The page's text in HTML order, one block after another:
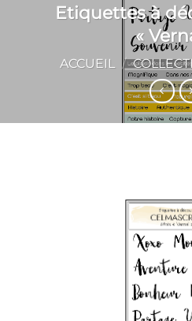
Etiquettes à
«
ACCUEIL /